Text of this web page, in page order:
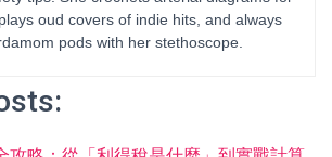
oud covers of indie hits, and always
pods with her stethoscope.